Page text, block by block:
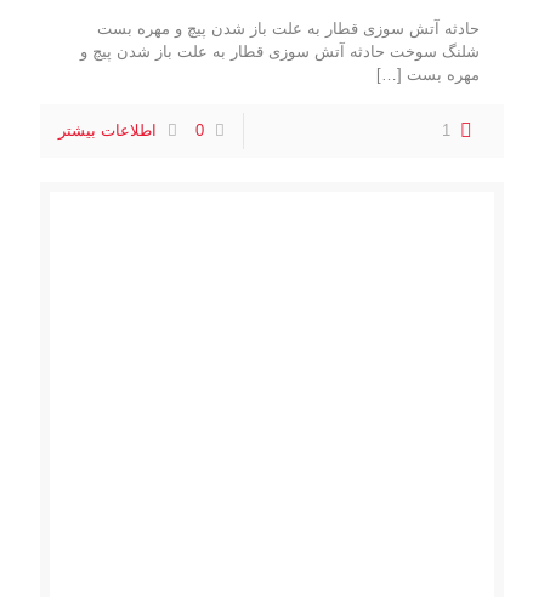
حادثه آتش سوزی قطار به علت باز شدن پیچ و مهره بست
شلنگ سوخت حادثه آتش سوزی قطار به علت باز شدن پیچ و
مهره بست […]
1
0 اطلاعات بیشتر